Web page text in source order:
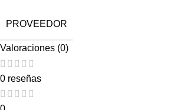
PROVEEDOR
Valoraciones (0)
0 reseñas